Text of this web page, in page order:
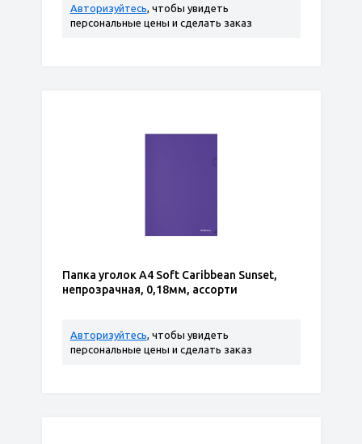
Авторизуйтесь, чтобы увидеть
персональные цены и сделать заказ
Папка уголок А4 Soft Caribbean Sunset,
непрозрачная, 0,18мм, ассорти
Авторизуйтесь, чтобы увидеть
персональные цены и сделать заказ